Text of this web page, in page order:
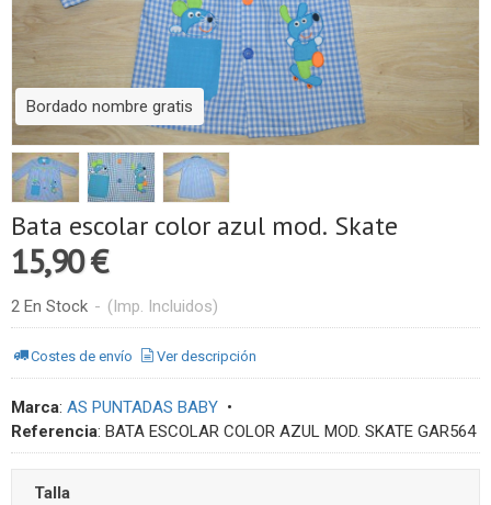
Bordado nombre gratis
Bata escolar color azul mod. Skate
15,90 €
2 En Stock - (Imp. Incluidos)
Costes de envío Ver descripción
Marca: AS PUNTADAS BABY •
Referencia: BATA ESCOLAR COLOR AZUL MOD. SKATE GAR564
Talla